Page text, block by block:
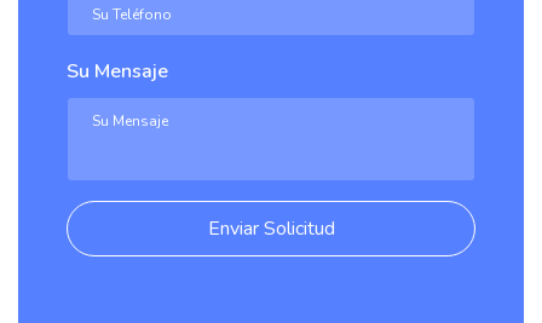
Su Mensaje
Enviar Solicitud